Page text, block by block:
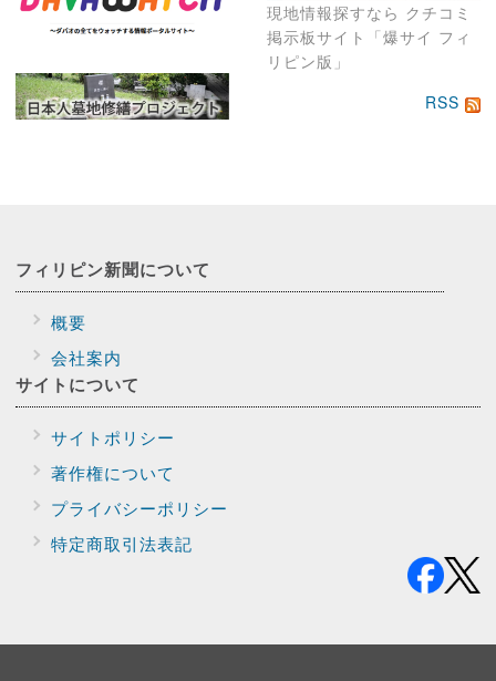
現地情報探すなら クチコミ
掲示板サイト「爆サイ フィ
リピン版」
RSS
フィリピン新聞について
概要
会社案内
サイトについて
サイトポリシー
著作権について
プライバシーポリシー
特定商取引法表記